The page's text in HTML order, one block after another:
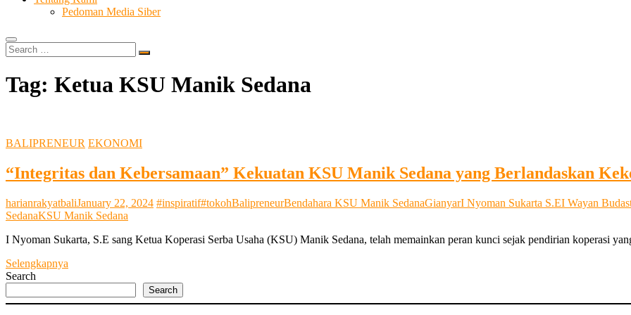
Pedoman Media Siber
Search
…
Tag: Ketua KSU Manik Sedana
BALIPRENEUR EKONOMI
“Integritas dan Kebersamaan” Kekuatan KSU Manik Sedana yang Berlandaskan
harianrakyatbaliJanuary 22, 2024 #inspiratif#tokohBalipreneurBendahara KSU Manik SedanaGianyarI Nyoman Sukarta S.EI Wayan
SedanaKSU Manik Sedana
I Nyoman Sukarta, S.E sang Ketua Koperasi Serba Usaha (KSU) Manik Sedana, telah memainkan peran kunci sejak pendirian koperasi
Selengkapnya
Kekuatan
Search
Search